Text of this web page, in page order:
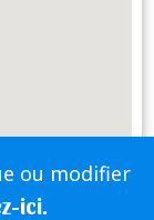
ou modifier
ici.